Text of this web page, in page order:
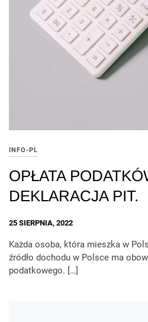
INFO-PL
OPŁATA
DEKLARACJA PIT.
25 SIERPNIA, 2022
Każda osoba, która mieszka w
źródło dochodu w Polsce ma
podatkowego. […]